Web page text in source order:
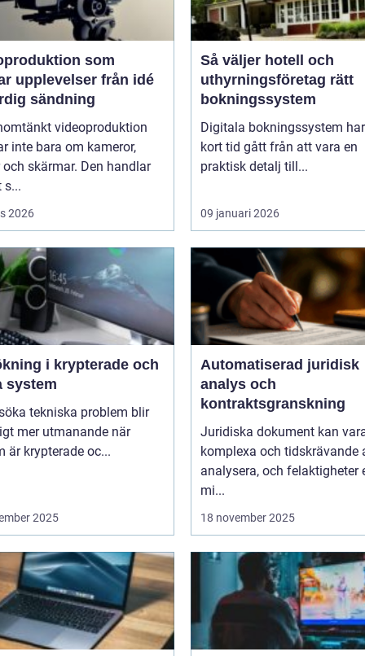
som
från idé
sändning
videoproduktion
inte bara om kameror,
skärmar. Den handlar
s...
2026
Så väljer hotell och
uthyrningsföretag rätt
bokningssystem
Digitala bokningssystem
kort tid gått från att vara en
praktisk detalj till...
09 januari 2026
i krypterade och
system
tekniska problem blir
mer utmanande när
är krypterade oc...
2025
Automatiserad juridisk
analys och
kontraktsgranskning
Juridiska dokument kan
komplexa och tidskrävande
analysera, och felaktigheter
mi...
18 november 2025